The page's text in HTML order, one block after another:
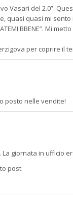
Vasari del 2.0”.
quasi quasi mi
BBENE”. Mi
per coprire il
posto nelle vendite!
giornata in ufficio
post.